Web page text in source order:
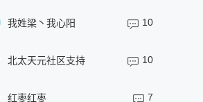
我姓梁丶我心阳 10
北太天元社区支持 10
红枣红枣 7